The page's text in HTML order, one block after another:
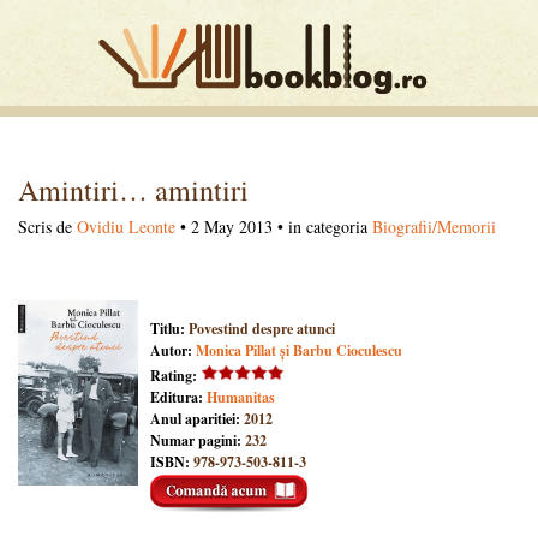
Amintiri… amintiri
Scris de Ovidiu Leonte • 2 May 2013 • in categoria Biografii/Memorii
Titlu: Povestind despre atunci
Autor: Monica Pillat și Barbu Cioculescu
Rating:
Editura: Humanitas
Anul aparitiei: 2012
Numar pagini: 232
ISBN: 978-973-503-811-3